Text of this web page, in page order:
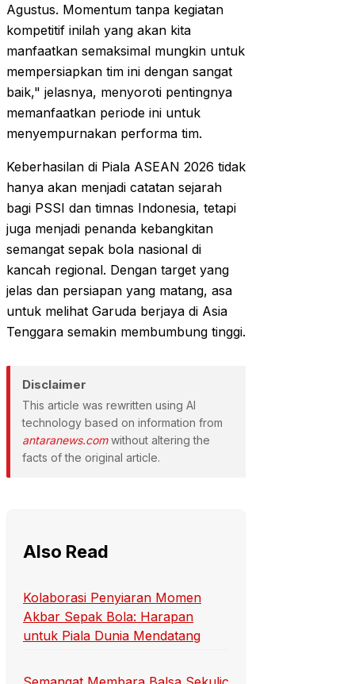
Agustus. Momentum tanpa kegiatan
kompetitif inilah yang akan kita
manfaatkan semaksimal mungkin untuk
mempersiapkan tim ini dengan sangat
baik," jelasnya, menyoroti pentingnya
memanfaatkan periode ini untuk
menyempurnakan performa tim.
Keberhasilan di Piala ASEAN 2026 tidak
hanya akan menjadi catatan sejarah
bagi PSSI dan timnas Indonesia, tetapi
juga menjadi penanda kebangkitan
semangat sepak bola nasional di
kancah regional. Dengan target yang
jelas dan persiapan yang matang, asa
untuk melihat Garuda berjaya di Asia
Tenggara semakin membumbung tinggi.
Disclaimer
This article was rewritten using AI
technology based on information from
antaranews.comwithout altering the
facts of the original article.
Also Read
Kolaborasi Penyiaran Momen
Akbar Sepak Bola: Harapan
untuk Piala Dunia Mendatang